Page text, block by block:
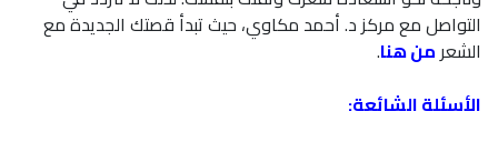
التواصل مع مركز د. أحمد مكاوي، حيث تبدأ قصتك الجديدة مع
الشعرمن هنا.
الأسئلة الشائعة: